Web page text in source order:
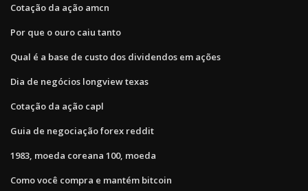
Cotação da ação amcn
Por que o ouro caiu tanto
Qual é a base de custo dos dividendos em ações
Dia de negócios longview texas
Cotação da ação capl
Guia de negociação forex reddit
1983, moeda coreana 100, moeda
Como você compra e mantém bitcoin